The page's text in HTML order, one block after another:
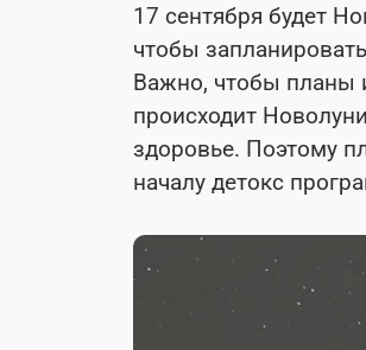
17 сентября будет
чтобы
Важно, чтобы планы
происходит
здоровье. Поэтому
началу детокс